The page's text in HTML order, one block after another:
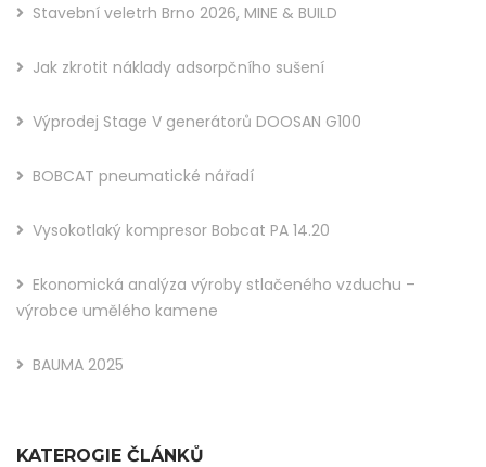
Stavební veletrh Brno 2026, MINE & BUILD
Jak zkrotit náklady adsorpčního sušení
Výprodej Stage V generátorů DOOSAN G100
BOBCAT pneumatické nářadí
Vysokotlaký kompresor Bobcat PA 14.20
Ekonomická analýza výroby stlačeného vzduchu –
výrobce umělého kamene
BAUMA 2025
KATEROGIE ČLÁNKŮ